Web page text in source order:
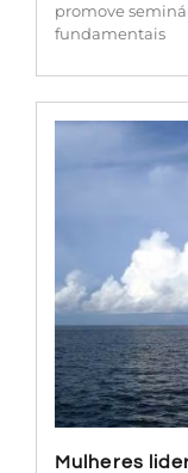
promove
fundamentais
Mulheres